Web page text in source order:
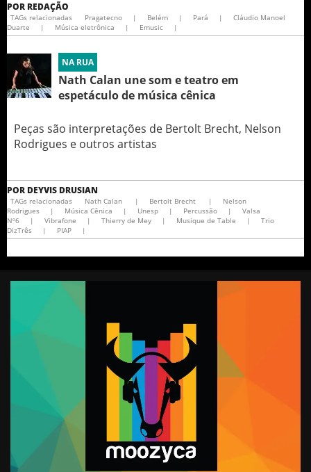
POR REDAÇÃO
TAGs relacionadas Pragatecno | Belém | Pará |
Cláudio Manoel
Duarte
| Música eletrônica | Emusic |
NA RUA
Nath Calan une som e teatro em
espetáculo de música cênica
Peças são interpretações de Bertolt Brecht, Nelson
Rodrigues e outros artistas
POR DEYVIS DRUSIAN
TAGs relacionadas Nath Calan | Bertolt Brecht |
Nelson
Rodrigues
| Música Cênica | Unesp | Percussão |
Valsa
Nº6
| Vibrafone | Thierry de Mey | Musique de Table |
Trio
DizTrês
| PIAP |